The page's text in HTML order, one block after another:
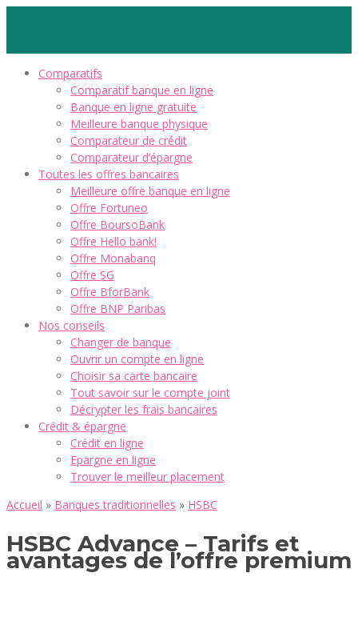
Comparatifs
Comparatif banque en ligne
Banque en ligne gratuite
Meilleure banque physique
Comparateur de crédit
Comparateur d’épargne
Toutes les offres bancaires
Meilleure offre banque en ligne
Offre Fortuneo
Offre BoursoBank
Offre Hello bank!
Offre Monabanq
Offre SG
Offre BforBank
Offre BNP Paribas
Nos conseils
Changer de banque
Ouvrir un compte en ligne
Choisir sa carte bancaire
Tout savoir sur le compte joint
Décrypter les frais bancaires
Crédit & épargne
Crédit en ligne
Epargne en ligne
Trouver le meilleur placement
Accueil » Banques traditionnelles » HSBC
HSBC Advance – Tarifs et
avantages de l’offre premium